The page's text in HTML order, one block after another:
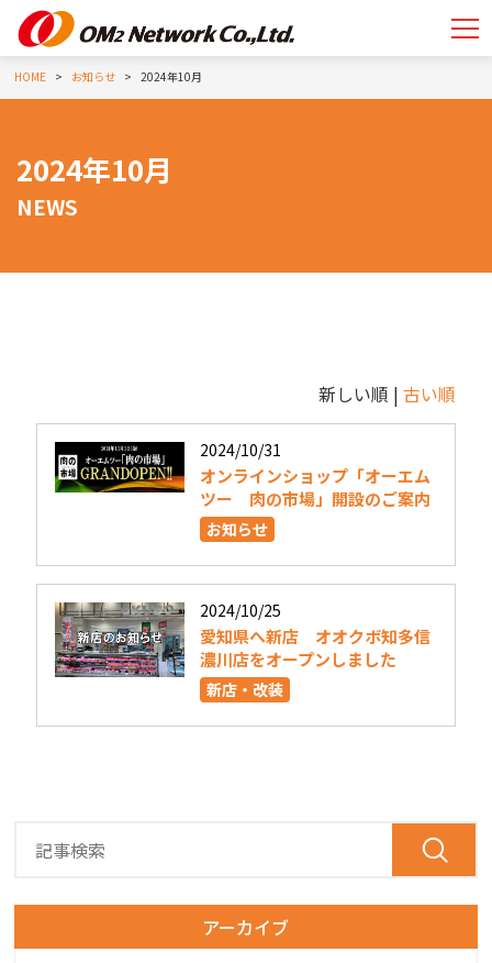
HOME お知らせ 2024年10月
2024年10月
NEWS
新しい順 | 古い順
2024/10/31
オンラインショップ「オーエム
ツー 肉の市場」開設のご案内
お知らせ
2024/10/25
愛知県へ新店 オオクボ知多信
濃川店をオープンしました
新店・改装
アーカイブ